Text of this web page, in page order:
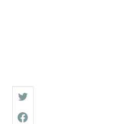
twitter